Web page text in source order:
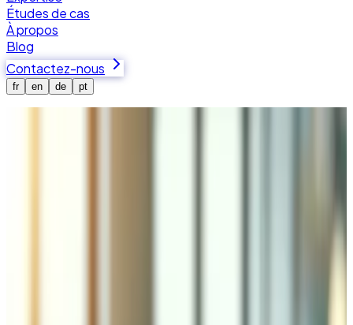
Études de cas
À propos
Blog
Contactez-nous
fr en de pt